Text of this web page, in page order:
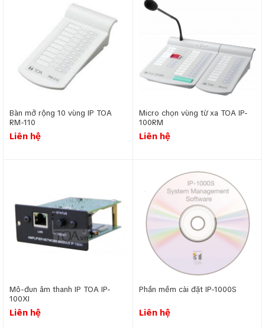
Hệ thống thông báo trong nhà xưởng được ứng dụng để
truyền tải thông tin một cách nhanh chóng và hiệu quả, đảm
bảo mọi nhân viên đều nhận được thông điệp. Hệ thống âm
thanh thông báo thường bao gồm loa phóng thanh, micro, bộ
khuếch đại và bộ điều khiển trung tâm, phù hợp cho các
thông báo khẩn cấp, quản lý sản xuất, hoặc hướng dẫn an
gian rộng, đây là giải pháp lý tưởng cho môi trường nhà
xưởng nhiều tiếng ồn.
Bàn mở rộng 10 vùng IP TOA
RM-110
Liên hệ
Micro chọn vùng từ xa TOA IP-
100RM
Liên hệ
Mô-đun âm thanh IP TOA IP-
100XI
Liên hệ
Phần mềm cài đặt IP-1000S
Liên hệ